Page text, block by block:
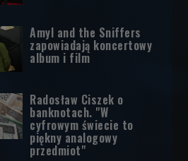
Amyl and the Sniffers
zapowiadają koncertowy
album i film
Radosław Ciszek o
banknotach. "W
cyfrowym świecie to
piękny analogowy
przedmiot"